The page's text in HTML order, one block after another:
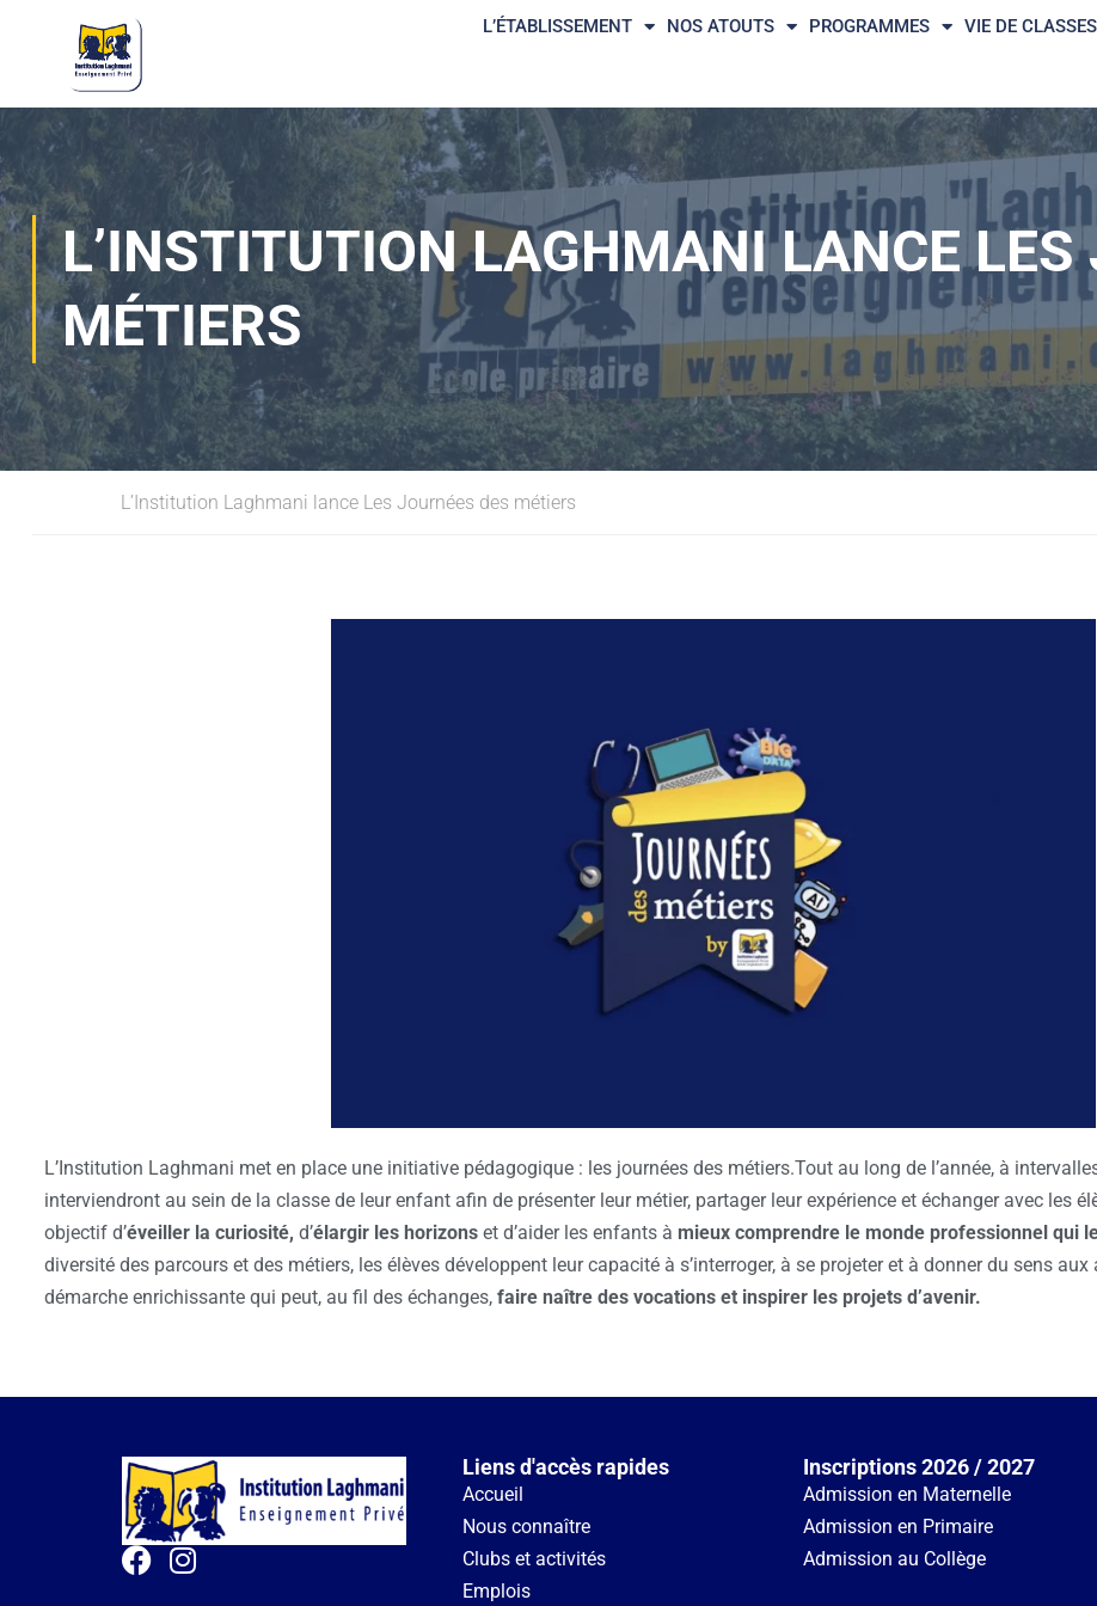
L’ÉTABLISSEMENT NOS ATOUTS PROGRAMMES VIE DE CLASSES
L’INSTITUTION LAGHMANI LANCE LES
MÉTIERS
L’Institution Laghmani lance Les Journées des métiers
L’Institution Laghmani met en place une initiative pédagogique : les journées des métiers.Tout au long de l’année, à
interviendront au sein de la classe de leur enfant afin de présenter leur métier, partager leur expérience et échanger avec les
objectif d’éveiller la curiosité, d’élargir les horizons et d’aider les enfants à mieux comprendre le monde professionnel qui
diversité des parcours et des métiers, les élèves développent leur capacité à s’interroger, à se projeter et à donner du sens
démarche enrichissante qui peut, au fil des échanges, faire naître des vocations et inspirer les projets d’avenir.
Liens d'accès rapides
Accueil
Nous connaître
Clubs et activités
Emplois
Inscriptions 2026 / 2027
Admission en Maternelle
Admission en Primaire
Admission au Collège